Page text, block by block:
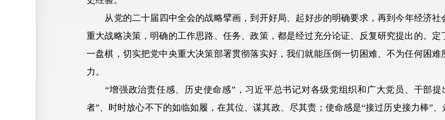
从党的二十届四中全会的战略擘画，到开好局、起好步的明确要求，再到今年经济
重大战略决策，明确的工作思路、任务、政策，都是经过充分论证、反复研究提出的。
一盘棋，切实把党中央重大决策部署贯彻落实好，我们就能压倒一切困难、不为任何困
力。
“增强政治责任感、历史使命感”，习近平总书记对各级党组织和广大党员、干部提
者”、时时放心不下的如临如履，在其位、谋其政、尽其责；使命感是“接过历史接力棒”